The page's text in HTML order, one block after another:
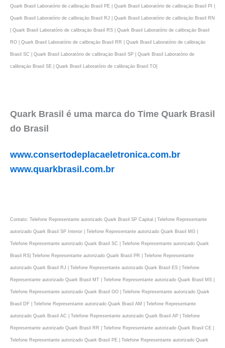
Quark Brasil Laboratório de calibraçāo Brasil PE | Quark Brasil Laboratório de calibraçāo Brasil PI |
Quark Brasil Laboratório de calibraçāo Brasil RJ | Quark Brasil Laboratório de calibraçāo Brasil RN
| Quark Brasil Laboratório de calibraçāo Brasil RS | Quark Brasil Laboratório de calibraçāo Brasil
RO | Quark Brasil Laboratório de calibraçāo Brasil RR | Quark Brasil Laboratório de calibraçāo
Brasil SC | Quark Brasil Laboratório de calibraçāo Brasil SP | Quark Brasil Laboratório de
calibraçāo Brasil SE | Quark Brasil Laboratório de calibraçāo Brasil TO|
Quark Brasil é uma marca do Time Quark Brasil
do Brasil
www.consertodeplacaeletronica.com.br
www.quarkbrasil.com.br
Contato: Telefone Representante autorizado Quark Brasil SP Capital | Telefone Representante
autorizado Quark Brasil SP Interior | Telefone Representante autorizado Quark Brasil MG |
Telefone Representante autorizado Quark Brasil SC | Telefone Representante autorizado Quark
Brasil RS| Telefone Representante autorizado Quark Brasil PR | Telefone Representante
autorizado Quark Brasil RJ | Telefone Representante autorizado Quark Brasil ES | Telefone
Representante autorizado Quark Brasil MT | Telefone Representante autorizado Quark Brasil MS |
Telefone Representante autorizado Quark Brasil GO | Telefone Representante autorizado Quark
Brasil DF | Telefone Representante autorizado Quark Brasil AM | Telefone Representante
autorizado Quark Brasil AC | Telefone Representante autorizado Quark Brasil AP | Telefone
Representante autorizado Quark Brasil RR | Telefone Representante autorizado Quark Brasil CE |
Telefone Representante autorizado Quark Brasil PE | Telefone Representante autorizado Quark